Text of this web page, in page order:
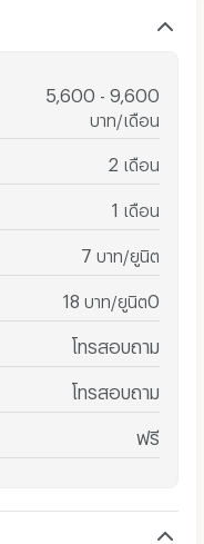
5,600 - 9,600
บาท/เดือน
2 เดือน
1 เดือน
7 บาท/ยูนิต
18 บาท/ยูนิต0
โทรสอบถาม
โทรสอบถาม
ฟรี